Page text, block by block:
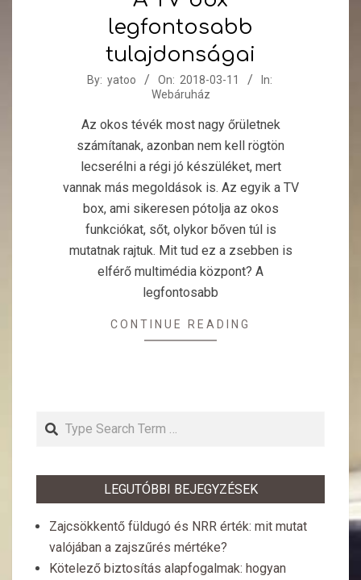
legfontosabb
tulajdonságai
2018-By: yatoo On: 2018-03-11
In:
Webáruház
Az okos tévék most nagy őrületnek
számítanak, azonban nem kell rögtön
lecserélni a régi jó készüléket, mert
vannak más megoldások is. Az egyik a TV
box, ami sikeresen pótolja az okos
funkciókat, sőt, olykor bőven túl is
mutatnak rajtuk. Mit tud ez a zsebben is
elférő multimédia központ? A
legfontosabb
CONTINUE READING
Search
LEGUTÓBBI BEJEGYZÉSEK
Zajcsökkentő füldugó és NRR érték: mit mutat
valójában a zajszűrés mértéke?
Kötelező biztosítás alapfogalmak: hogyan